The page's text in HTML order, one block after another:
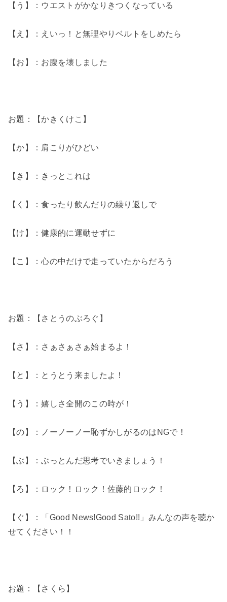
【う】：ウエストがかなりきつくなっている
【え】：えいっ！と無理やりベルトをしめたら
【お】：お腹を壊しました
お題：【かきくけこ】
【か】：肩こりがひどい
【き】：きっとこれは
【く】：食ったり飲んだりの繰り返しで
【け】：健康的に運動せずに
【こ】：心の中だけで走っていたからだろう
お題：【さとうのぶろぐ】
【さ】：さぁさぁさぁ始まるよ！
【と】：とうとう来ましたよ！
【う】：嬉しさ全開のこの時が！
【の】：ノーノーノー恥ずかしがるのはNGで！
【ぶ】：ぶっとんだ思考でいきましょう！
【ろ】：ロック！ロック！佐藤的ロック！
【ぐ】：「Good News!Good Sato!!」みんなの声を聴か
せてください！！
お題：【さくら】